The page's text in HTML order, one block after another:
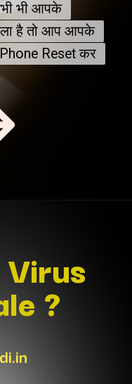
भी आपके
है तो आप आपके
Reset कर
भी आपके
है तो आप आपके
Reset कर
?